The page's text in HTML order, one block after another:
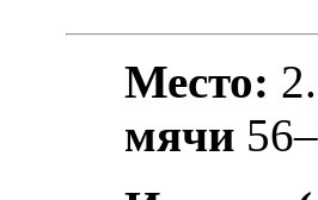
Место:
мячи